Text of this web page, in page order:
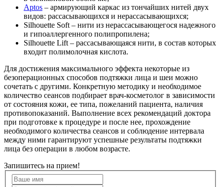
Aptos – армирующий каркас из тончайших нитей двух
видов: рассасывающихся и нерассасывающихся;
Silhouette Soft – нити из нерассасывающегося надежного
и гипоаллергенного полипропилена;
Silhouette Lift – рассасывающаяся нити, в состав которых
входит полимолочная кислота.
Для достижения максимального эффекта некоторые из
безоперационных способов подтяжки лица и шеи можно
сочетать с другими. Конкретную методику и необходимое
количество сеансов подбирает врач-косметолог в зависимости
от состояния кожи, ее типа, пожеланий пациента, наличия
противопоказаний. Выполнение всех рекомендаций доктора
при подготовке к процедуре и после нее, прохождение
необходимого количества сеансов и соблюдение интервала
между ними гарантируют успешные результаты подтяжки
лица без операции в любом возрасте.
Запишитесь на прием!